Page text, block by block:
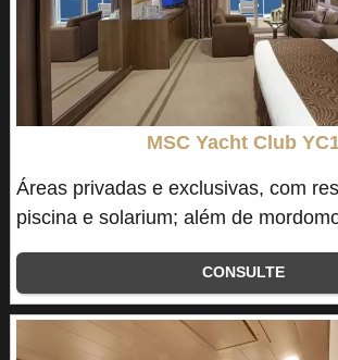
MSC Yacht Club
Áreas privadas e exclusivas, com
piscina e solarium; além de
CONSULTE